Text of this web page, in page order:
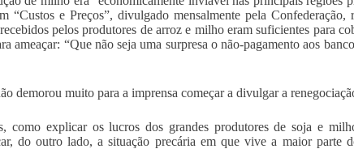
“Custos e Preços”, divulgado mensalmente pela Confederação,
pelos produtores de arroz e milho eram suficientes para
ameaçar: “Que não seja uma surpresa o não-pagamento aos
demorou muito para a imprensa começar a divulgar a
como explicar os lucros dos grandes produtores de soja e
do outro lado, a situação precária em que vive a maior parte